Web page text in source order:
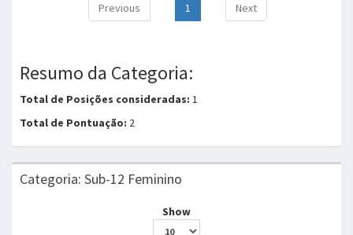
Previous 1 Next
Resumo da Categoria:
Total de Posições consideradas: 1
Total de Pontuação: 2
Categoria: Sub-12 Feminino
Show